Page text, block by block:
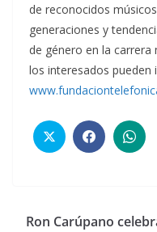
de reconocidos
generaciones y
de género en la
los interesados pueden
Ron Carúpano